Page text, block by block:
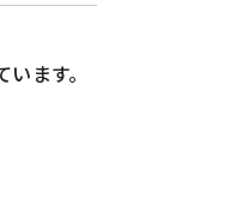
ます。